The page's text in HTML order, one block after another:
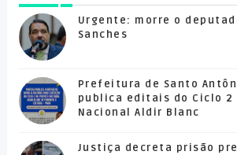
Urgente: morre o
Sanches
Prefeitura de Santo
publica editais do Ciclo 2
Nacional Aldir Blanc
Justiça decreta prisão